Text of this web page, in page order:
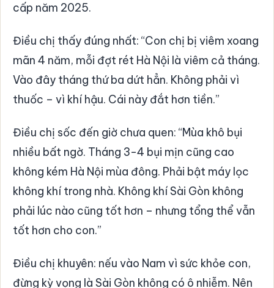
cấp năm 2025.
Điều chị thấy đúng nhất: “Con chị bị viêm xoang
mãn 4 năm, mỗi đợt rét Hà Nội là viêm cả tháng.
Vào đây tháng thứ ba dứt hẳn. Không phải vì
thuốc – vì khí hậu. Cái này đắt hơn tiền.”
Điều chị sốc đến giờ chưa quen: “Mùa khô bụi
nhiều bất ngờ. Tháng 3-4 bụi mịn cũng cao
không kém Hà Nội mùa đông. Phải bật máy lọc
không khí trong nhà. Không khí Sài Gòn không
phải lúc nào cũng tốt hơn – nhưng tổng thể vẫn
tốt hơn cho con.”
Điều chị khuyên: nếu vào Nam vì sức khỏe con,
đừng kỳ vọng là Sài Gòn không có ô nhiễm. Nên